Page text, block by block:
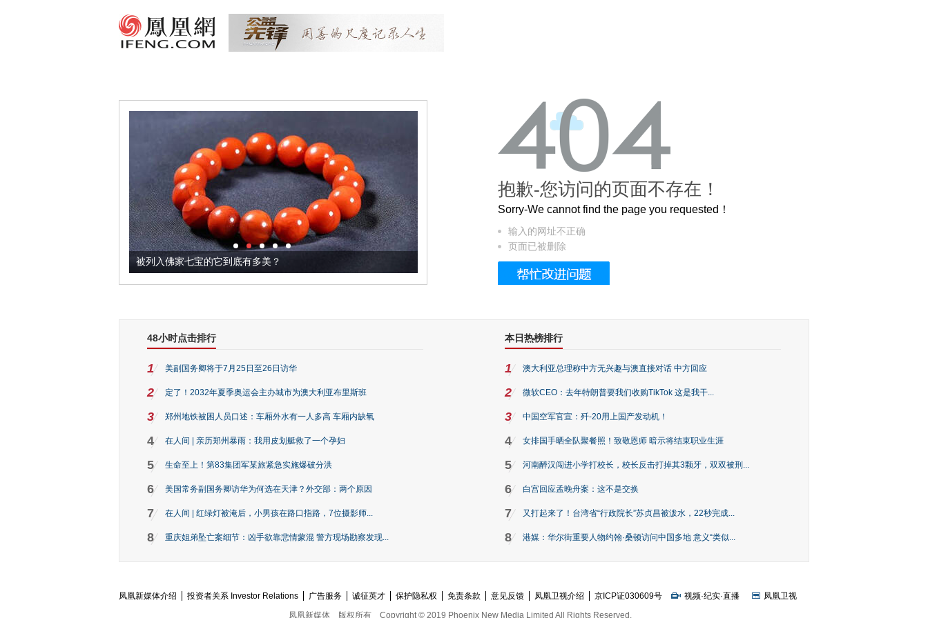
被列入佛家七宝的它到底有多美？ 这个3.2米的长卷，还原了600岁的紫禁城
抱歉-您访问的页面不存在！
Sorry-We cannot find the page you requested！
输入的网址不正确
页面已被删除
48小时点击排行
1 美副国务卿将于7月25日至26日访华
2 定了！2032年夏季奥运会主办城市为澳大利亚布里斯班
3 郑州地铁被困人员口述：车厢外水有一人多高 车厢内缺氧
4 在人间 | 亲历郑州暴雨：我用皮划艇救了一个孕妇
5 生命至上！第83集团军某旅紧急实施爆破分洪
6 美国常务副国务卿访华为何选在天津？外交部：两个原因
7 在人间 | 红绿灯被淹后，小男孩在路口指路，7位摄影师...
8 重庆姐弟坠亡案细节：凶手欲靠悲情蒙混 警方现场勘察发现...
本日热榜排行
1 澳大利亚总理称中方无兴趣与澳直接对话 中方回应
2 微软CEO：去年特朗普要我们收购TikTok 这是我干...
3 中国空军官宣：歼-20用上国产发动机！
4 女排国手晒全队聚餐照！致敬恩师 暗示将结束职业生涯
5 河南醉汉闯进小学打校长，校长反击打掉其3颗牙，双双被刑...
6 白宫回应孟晚舟案：这不是交换
7 又打起来了！台湾省“行政院长”苏贞昌被泼水，22秒完成...
8 港媒：华尔街重要人物约翰·桑顿访问中国多地 意义“类似...
凤凰新媒体介绍 投资者关系 Investor Relations 广告服务 诚征英才 保护隐私权 免责条款 意见反馈 凤凰卫视介绍 京ICP证030609号 视频·纪实·直播
凤凰卫视
凤凰新媒体
版权所有 Copyright © 2019 Phoenix New Media Limited All Rights Reserved.